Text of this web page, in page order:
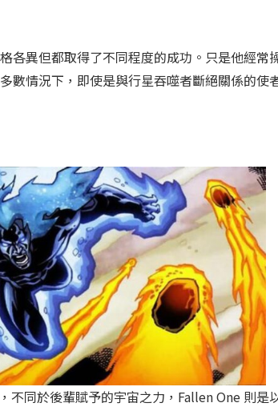
各異但都取得了不同程度的成功。只是他經常
數情況下，即使是與行星吞噬者斷絕關係的使
同於後輩賦予的宇宙之力，Fallen One 則是